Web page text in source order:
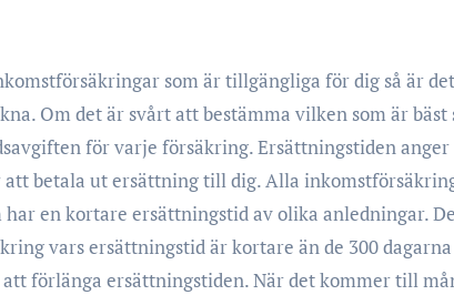
som är tillgängliga för dig så är
Om det är svårt att bestämma vilken som är
för varje försäkring. Ersättningstiden
betala ut ersättning till dig. Alla
har en kortare ersättningstid av olika anledningar.
vars ersättningstid är kortare än de 300
förlänga ersättningstiden. När det kommer till